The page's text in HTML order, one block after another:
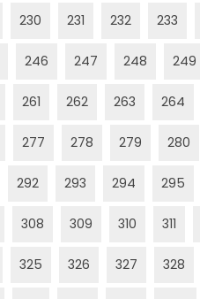
230 231 232 233
246 247 248 249
261 262 263 264
277 278 279 280
292 293 294 295
308 309 310 311
325 326 327 328